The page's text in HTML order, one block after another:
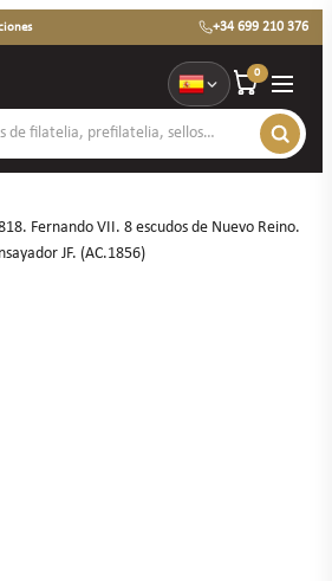
+34 699 210 376
0
Fernando VII. 8 escudos de Nuevo Reino.
JF. (AC.1856)